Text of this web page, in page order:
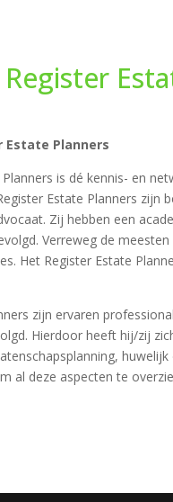
Estate Planners
is dé kennis- en
Estate Planners zijn
Zij hebben een
Verreweg de
Het Register Estate
zijn ervaren
Hierdoor heeft hij/zij
al deze aspecten te